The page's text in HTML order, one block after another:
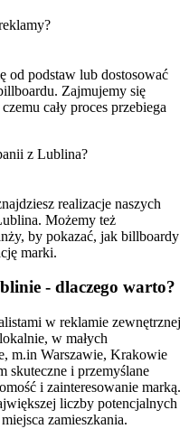
od podstaw lub dostosować
Zajmujemy się
cały proces przebiega
z Lublina?
realizacje naszych
Możemy też
by pokazać, jak billboardy
marki.
- dlaczego warto?
w reklamie zewnętrznej
w małych
m.in Warszawie, Krakowie
skuteczne i przemyślane
i zainteresowanie marką.
liczby potencjalnych
zamieszkania.